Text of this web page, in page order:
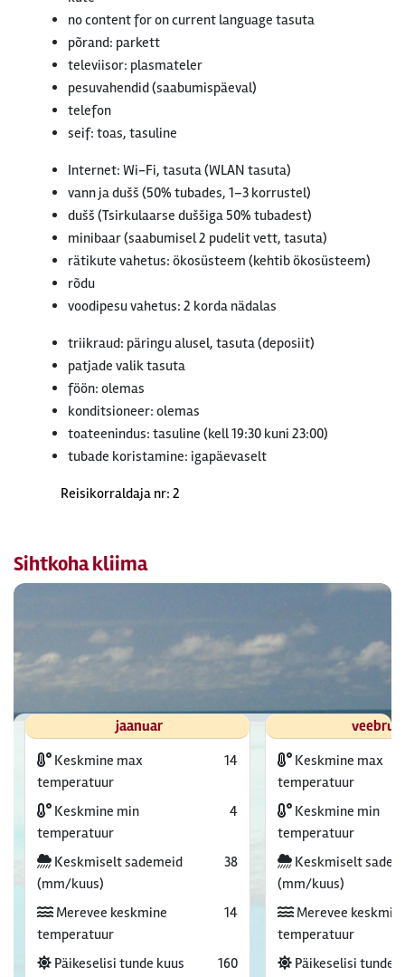
no content for on current language tasuta
põrand: parkett
televiisor: plasmateler
pesuvahendid (saabumispäeval)
telefon
seif: toas, tasuline
Internet: Wi-Fi, tasuta (WLAN tasuta)
vann ja dušš (50% tubades, 1–3 korrustel)
dušš (Tsirkulaarse duššiga 50% tubadest)
minibaar (saabumisel 2 pudelit vett, tasuta)
rätikute vahetus: ökosüsteem (kehtib ökosüsteem)
rõdu
voodipesu vahetus: 2 korda nädalas
triikraud: päringu alusel, tasuta (deposiit)
patjade valik tasuta
föön: olemas
konditsioneer: olemas
toateenindus: tasuline (kell 19:30 kuni 23:00)
tubade koristamine: igapäevaselt
Reisikorraldaja nr: 2
Sihtkoha kliima
jaanuar
Keskmine max
temperatuur
14
Keskmine min
temperatuur
4
Keskmiselt sademeid
(mm/kuus)
38
Merevee keskmine
temperatuur
14
Päikeselisi tunde kuus 160
Keskmine max
temperatuur
Keskmine min
temperatuur
Keskmiselt
(mm/kuus)
Merevee
temperatuur
Päikeselisi tunde